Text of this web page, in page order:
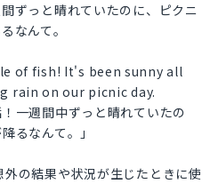
ずっと晴れていたのに、ピクニ
なんて。
of fish! It's been sunny all
rain on our picnic day.
一週間中ずっと晴れていたの
るなんて。」
の結果や状況が生じたときに使